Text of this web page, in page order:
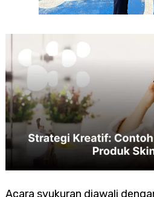
Acara syukuran diawali